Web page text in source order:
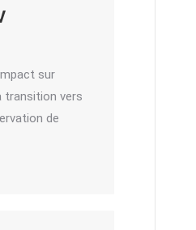
sur
transition vers
de